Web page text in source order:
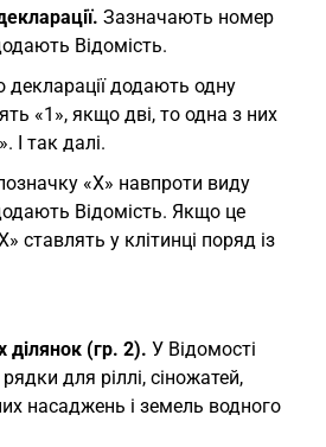
Зазначають номер
Відомість.
додають одну
«1», якщо дві, то одна з них
I так далі.
«Х» навпроти виду
Відомість. Якщо це
ставлять у клітинці поряд із
ділянок (гр. 2). У Відомості
для ріллі, сіножатей,
насаджень і земель водного